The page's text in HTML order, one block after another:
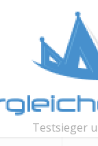
Testsieger